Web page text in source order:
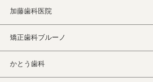
加藤歯科医院
矯正歯科ブルーノ
かとう歯科